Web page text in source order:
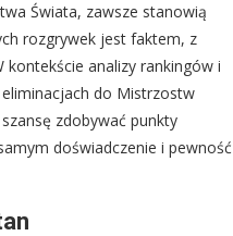
Świata, zawsze stanowią
rozgrywek jest faktem, z
analizy rankingów i
do Mistrzostw
zdobywać punkty
doświadczenie i pewność